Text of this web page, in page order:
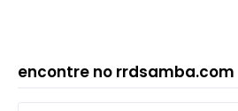
encontre no rrdsamba.com